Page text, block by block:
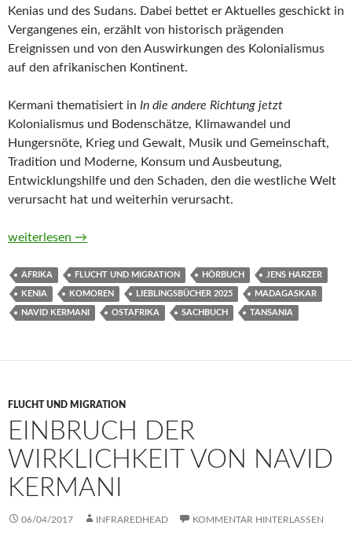
Kenias und des Sudans. Dabei bettet er Aktuelles geschickt in
Vergangenes ein, erzählt von historisch prägenden
Ereignissen und von den Auswirkungen des Kolonialismus
auf den afrikanischen Kontinent.
Kermani thematisiert in In die andere Richtung jetzt
Kolonialismus und Bodenschätze, Klimawandel und
Hungersnöte, Krieg und Gewalt, Musik und Gemeinschaft,
Tradition und Moderne, Konsum und Ausbeutung,
Entwicklungshilfe und den Schaden, den die westliche Welt
verursacht hat und weiterhin verursacht.
In die andere Richtung jetzt. Eine Reise durch Ostafrika von
weiterlesen →
AFRIKA FLUCHT UND MIGRATION HÖRBUCH JENS HARZER
KENIA KOMOREN LIEBLINGSBÜCHER 2025 MADAGASKAR
NAVID KERMANI OSTAFRIKA SACHBUCH TANSANIA
FLUCHT UND MIGRATION
EINBRUCH DER
WIRKLICHKEIT VON NAVID
KERMANI
06/04/2017 INFRAREDHEAD KOMMENTAR HINTERLASSEN